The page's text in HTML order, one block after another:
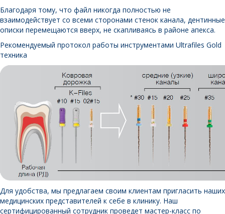
Благодаря тому, что файл никогда полностью не
взаимодействует со всеми сторонами стенок канала, дентинные
описки перемещаются вверх, не скапливаясь в районе апекса.
Рекомендуемый протокол работы инструментами Ultrafiles Gold
техника
Для удобства, мы предлагаем своим клиентам пригласить наших
медицинских представителей к себе в клинику. Наш
сертифицированный сотрудник проведет мастер-класс по